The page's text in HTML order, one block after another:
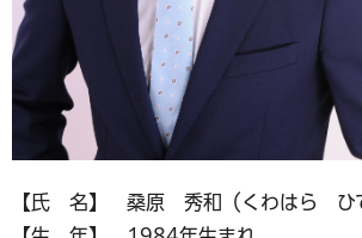
【氏 名】 桑原 秀和（くわはら ひ